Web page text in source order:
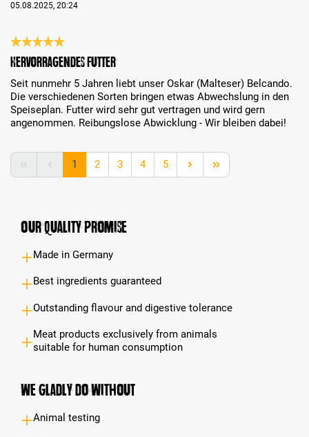
05.08.2025, 20:24
Review with rating of 5 out of 5 stars
Hervorragendes Futter
Seit nunmehr 5 Jahren liebt unser Oskar (Malteser) Belcando.
Die verschiedenen Sorten bringen etwas Abwechslung in den
Speiseplan. Futter wird sehr gut vertragen und wird gern
angenommen. Reibungslose Abwicklung - Wir bleiben dabei!
Page
1 Page
2 Page
3 Page
4 Page
5
Our Quality Promise
Made in Germany
Best ingredients guaranteed
Outstanding flavour and digestive tolerance
Meat products exclusively from animals
suitable for human consumption
We gladly do without
Animal testing